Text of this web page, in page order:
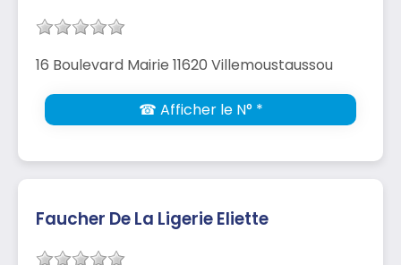
16 Boulevard Mairie 11620 Villemoustaussou
☎ Afficher le N° *
Faucher De La Ligerie Eliette